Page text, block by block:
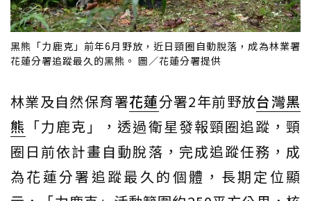
黑熊「力鹿克」前年6月野放，近日頸圈自動脫落，成為林業署
花蓮分署追蹤最久的黑熊。 圖／花蓮分署提供
林業及自然保育署花蓮分署2年前野放台灣黑
熊 「力鹿克」，透過衛星發報頸圈追蹤，頸
圈日前依計畫自動脫落，完成追蹤任務，成
為花蓮分署追蹤最久的個體，長期定位顯